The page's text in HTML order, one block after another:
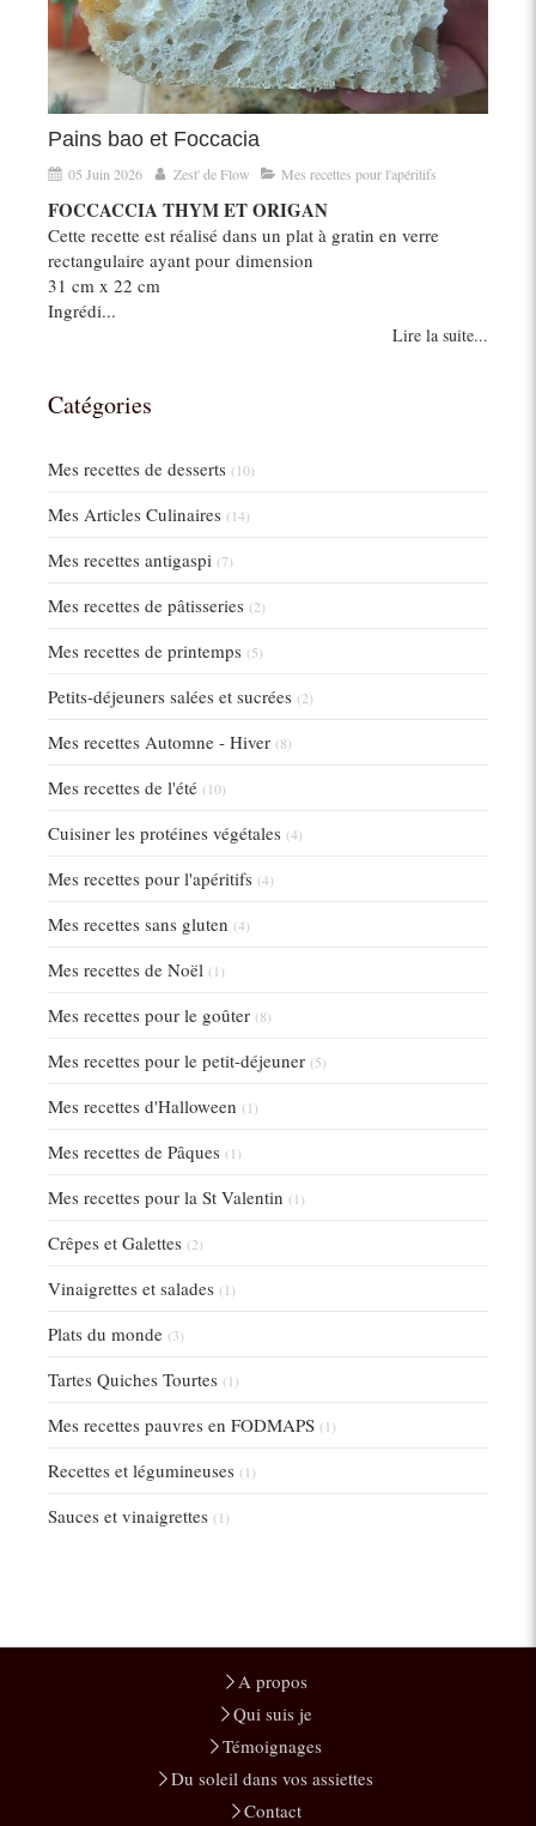
Pains bao et Foccacia
05 Juin 2026 Zest' de Flow Mes recettes pour l'apéritifs
FOCCACCIA THYM ET ORIGAN
Cette recette est réalisé dans un plat à gratin en verre
rectangulaire ayant pour dimension
31 cm x 22 cm
Ingrédi...
Lire la suite...
Catégories
Mes recettes de desserts (10)
Mes Articles Culinaires (14)
Mes recettes antigaspi (7)
Mes recettes de pâtisseries (2)
Mes recettes de printemps (5)
Petits-déjeuners salées et sucrées (2)
Mes recettes Automne - Hiver (8)
Mes recettes de l'été (10)
Cuisiner les protéines végétales (4)
Mes recettes pour l'apéritifs (4)
Mes recettes sans gluten (4)
Mes recettes de Noël (1)
Mes recettes pour le goûter (8)
Mes recettes pour le petit-déjeuner (5)
Mes recettes d'Halloween (1)
Mes recettes de Pâques (1)
Mes recettes pour la St Valentin (1)
Crêpes et Galettes (2)
Vinaigrettes et salades (1)
Plats du monde (3)
Tartes Quiches Tourtes (1)
Mes recettes pauvres en FODMAPS (1)
Recettes et légumineuses (1)
Sauces et vinaigrettes (1)
A propos
Qui suis je
Témoignages
Du soleil dans vos assiettes
Contact